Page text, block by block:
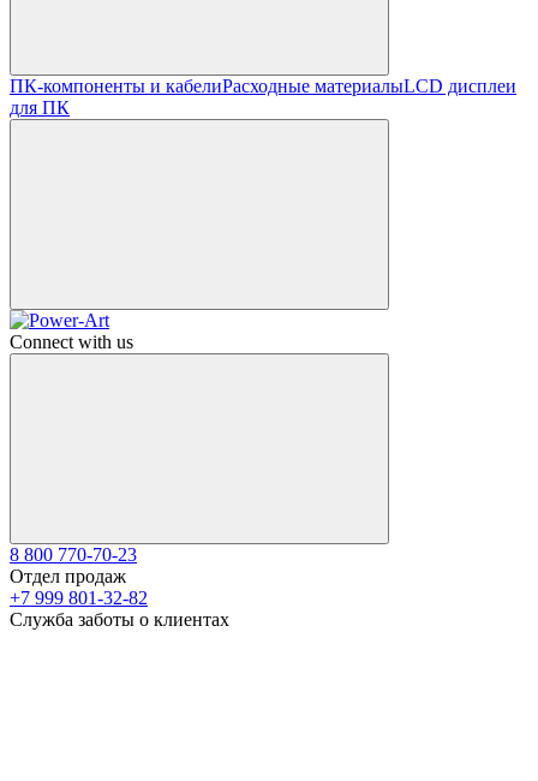
ПК-компоненты и кабелиРасходные материалыLCD дисплеи
для ПК
Connect with us
8 800 770-70-23
Отдел продаж
+7 999 801-32-82
Служба заботы о клиентах